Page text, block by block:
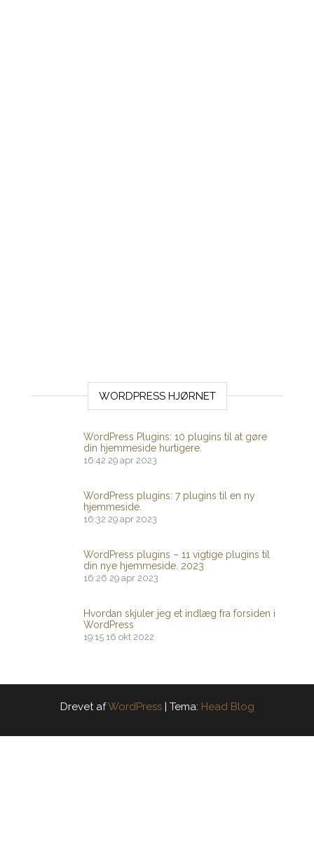
WORDPRESS HJØRNET
WordPress Plugins: 10 plugins til at gøre
din hjemmeside hurtigere.
16:42 29 apr 2023
WordPress plugins: 7 plugins til en ny
hjemmeside.
16:32 29 apr 2023
WordPress plugins – 11 vigtige plugins til
din nye hjemmeside. 2023
16:26 29 apr 2023
Hvordan skjuler jeg et indlæg fra forsiden i
WordPress
19:15 16 okt 2022
Drevet afWordPress | Tema: Head Blog